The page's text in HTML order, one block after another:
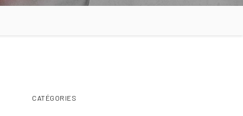
CATÉGORIES